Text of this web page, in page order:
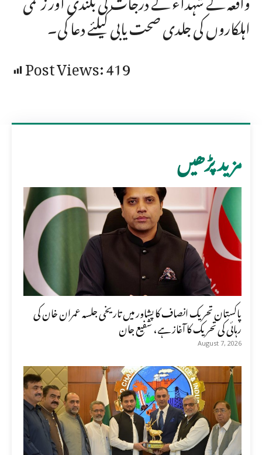
اہلکاروں کی جلدی صحت یابی کیلئے دعا کی۔
Post Views:419
مزید پڑھیں
پاکستان تحریک انصاف کا پشاور میں تاریخی جلسہ عمران خان کی
رہائی کی تحریک کا آغاز ہے، شفیع جان
August 7, 2026